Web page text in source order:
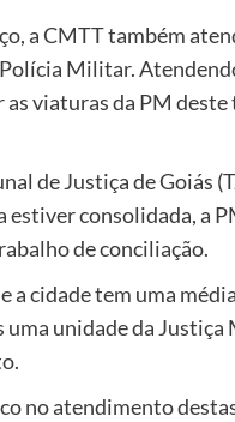
a CMTT também
Militar.
viaturas da PM
de Justiça de Goiás
estiver consolidada, a
de conciliação.
a cidade tem uma
unidade da
no atendimento